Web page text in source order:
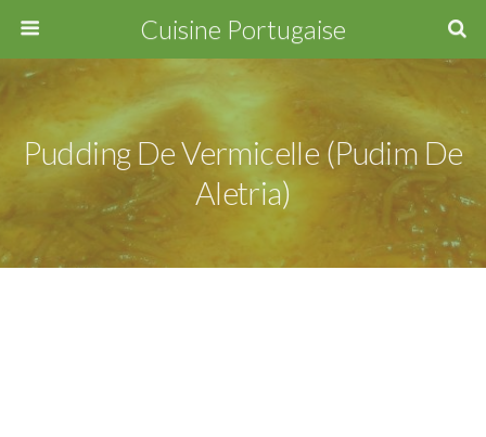
Cuisine Portugaise
Pudding De Vermicelle (Pudim De
Aletria)